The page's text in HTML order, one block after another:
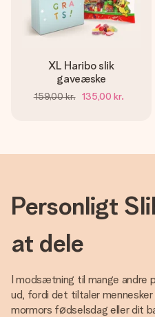
XL Haribo slik
gaveæske
159,00 kr. 135,00 kr.
Personligt
at dele
I modsætning til mange andre
ud, fordi det tiltaler
mormors fødselsdag eller dit